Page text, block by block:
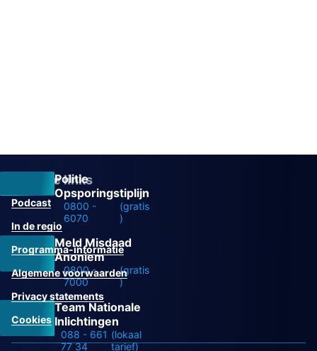
Politie
Opsporingstiplijn
0800 -
6070
(gratis
)
Meld Misdaad
Anoniem
0800 -
7000
(gratis
)
Team Nationale
Inlichtingen
088 - 661
77 34
(lokaal
tarief)
Overige links
Podcast
In de regio
Programma-informatie
Algemene voorwaarden
Privacy statements
Cookies